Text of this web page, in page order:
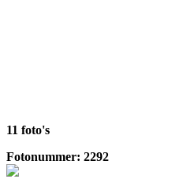
11 foto's
Fotonummer: 2292